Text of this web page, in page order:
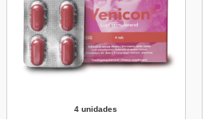
4 unidades